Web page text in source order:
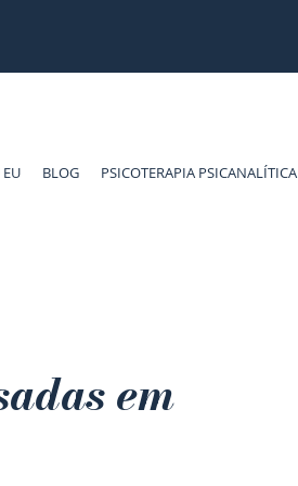
BLOG PSICOTERAPIA PSICANALÍTICA
em